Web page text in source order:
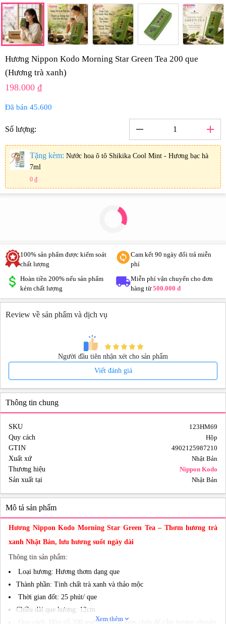
Hương Nippon Kodo Morning Star Green Tea 200 que
(Hương trà xanh)
198.000 ₫
Đã bán 45.600
Số lượng: remove add
Tặng kèm: Nước hoa ô tô Shikika Cool Mint - Hương bạc hà
7ml
0 ₫
100% sản phẩm được kiểm soát
chất lượng
Cam kết 90 ngày đổi trả miễn
phí
Hoàn tiền 200% nếu sản phẩm
kém chất lượng
Miễn phí vận chuyển cho đơn
hàng từ500.000 đ
Review về sản phẩm và dịch vụ
Người đầu tiên nhận xét cho sản phẩm
Viết đánh giá
Thông tin chung
SKU
123HM69
Quy cách
Hộp
GTIN
4902125987210
Xuất xứ
Nhật Bản
Thương hiệu
Nippon Kodo
Sản xuất tại
Nhật Bản
Mô tả sản phẩm
Hương Nippon Kodo Morning Star Green Tea – Thơm hương trà
xanh Nhật Bản, lưu hương suốt ngày dài
Thông tin sản phẩm:
Loại hương: Hương thơm dạng que
Thành phần: Tinh chất trà xanh và thảo mộc
Thời gian đốt: 25 phút/ que
Chiều dài que hương: 12cm
Quy cách: Hộp gỗ 200 que hương đi kèm chân đế cắm hương chuyên
Xem thêm expand_more